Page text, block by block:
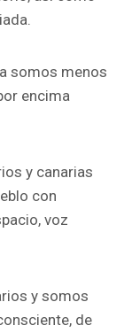
somos menos
encima
y canarias
con
voz
y somos
de